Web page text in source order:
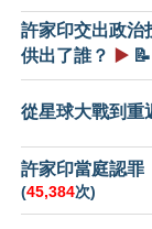
許家印交出政治
供出了誰？
▶️ 📝
從星球大戰到重
許家印當庭認罪
(45,384次)